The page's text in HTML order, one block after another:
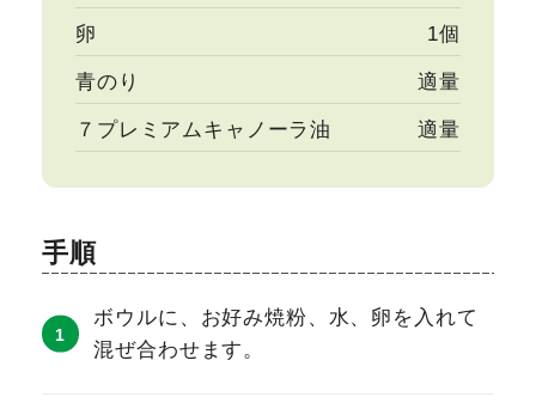
卵 1個
青のり 適量
７プレミアムキャノーラ油 適量
手順
ボウルに、お好み焼粉、水、卵を入れて
混ぜ合わせます。